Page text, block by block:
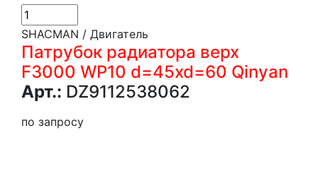
SHACMAN / Двигатель
Патрубок радиатора верх
F3000 WP10 d=45xd=60 Qinyan
Арт.: DZ9112538062
по запросу